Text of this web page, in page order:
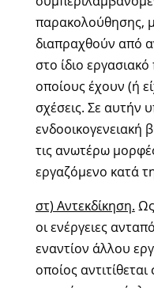
παρακολούθησης,
διαπραχθούν από
στο ίδιο
οποίους έχουν (ή
σχέσεις. Σε αυτήν
ενδοοικογενειακή
τις ανωτέρω
εργαζόμενο κατά
στ) Αντεκδίκηση.
οι ενέργειες
εναντίον άλλου
οποίος